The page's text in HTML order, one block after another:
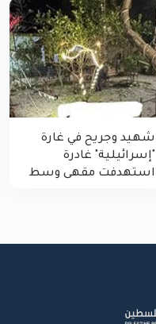
شهيد وجريح في غارة
"إسرائيلية" غادرة
استهدفت مقهى وسط